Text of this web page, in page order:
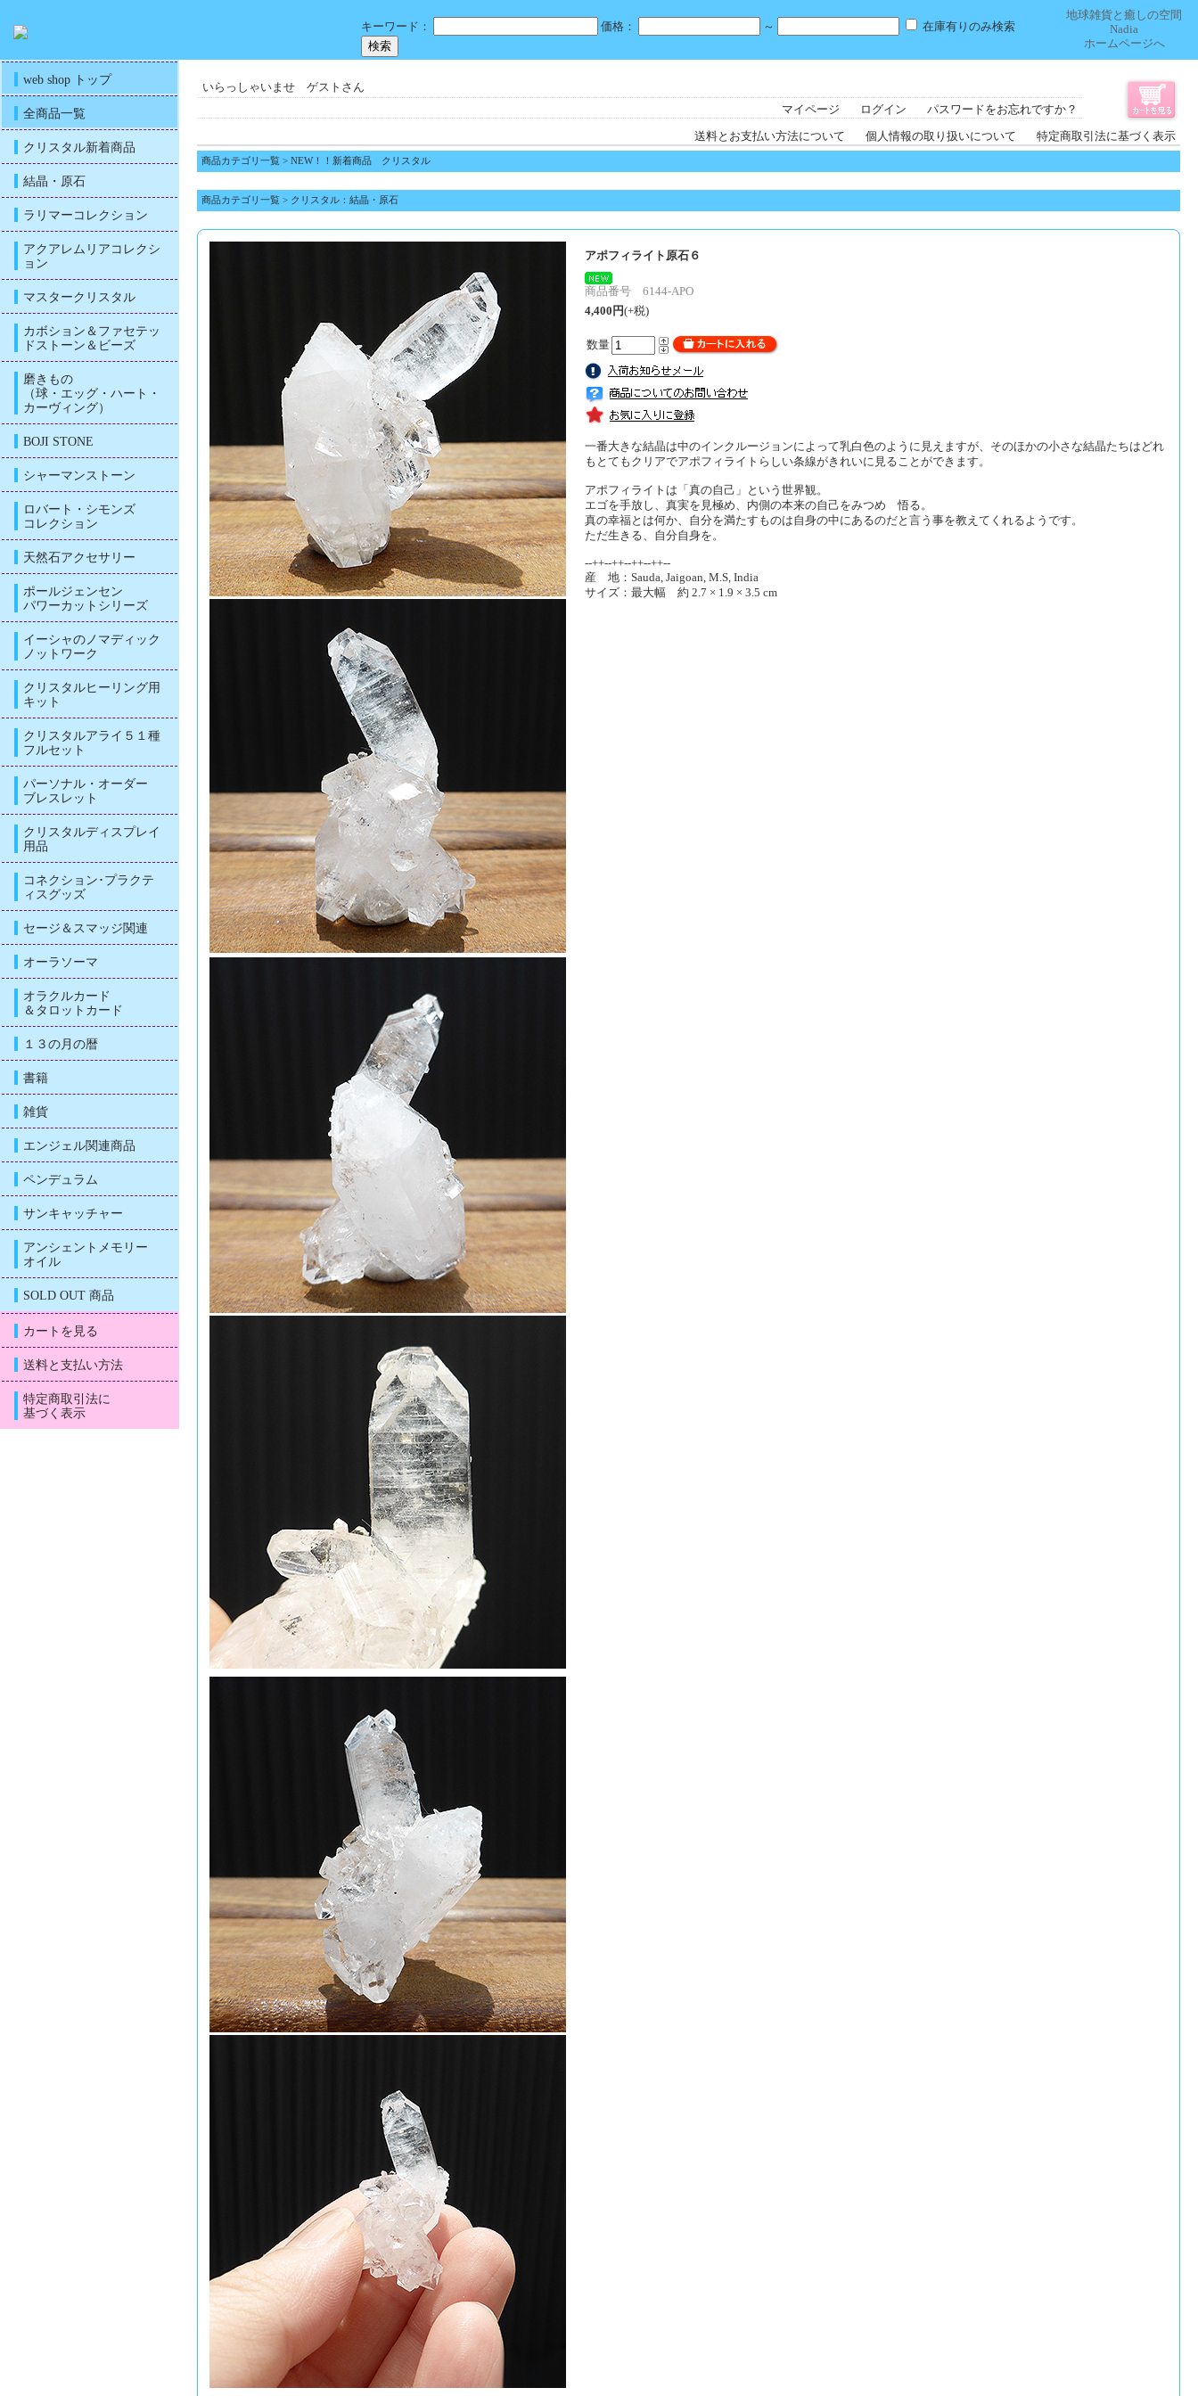
キーワード： 価格： ～ 在庫有りのみ検索
地球雑貨と癒しの空間
Nadia
ホームページへ
web shop トップ
全商品一覧
クリスタル新着商品
結晶・原石
ラリマーコレクション
アクアレムリアコレクシ
ョン
マスタークリスタル
カボション＆ファセテッ
ドストーン＆ビーズ
磨きもの
（球・エッグ・ハート・
カーヴィング）
BOJI STONE
シャーマンストーン
ロバート・シモンズ
コレクション
天然石アクセサリー
ポールジェンセン
パワーカットシリーズ
イーシャのノマディック
ノットワーク
クリスタルヒーリング用
キット
クリスタルアライ５１種
フルセット
パーソナル・オーダー
ブレスレット
クリスタルディスプレイ
用品
コネクション･プラクテ
ィスグッズ
セージ＆スマッジ関連
オーラソーマ
オラクルカード
＆タロットカード
１３の月の暦
書籍
雑貨
エンジェル関連商品
ペンデュラム
サンキャッチャー
アンシェントメモリー
オイル
SOLD OUT 商品
カートを見る
送料と支払い方法
特定商取引法に
基づく表示
いらっしゃいませ ゲストさん
マイページ
ログイン パスワードをお忘れですか？
送料とお支払い方法について 個人情報の取り扱いについて 特定商取引法に基づく表示
商品カテゴリ一覧 > NEW！！新着商品 クリスタル
商品カテゴリ一覧 > クリスタル：結晶・原石
アポフィライト原石６
商品番号 6144-APO
4,400円(+税)
数量
一番大きな結晶は中のインクルージョンによって乳白色のように見えますが、そのほかの小さな結晶たちはどれ
もとてもクリアでアポフィライトらしい条線がきれいに見ることができます。
アポフィライトは「真の自己」という世界観。
エゴを手放し、真実を見極め、内側の本来の自己をみつめ 悟る。
真の幸福とは何か、自分を満たすものは自身の中にあるのだと言う事を教えてくれるようです。
ただ生きる、自分自身を。
--++--++--++--++--
産 地：Sauda, Jaigoan, M.S, India
サイズ：最大幅 約 2.7 × 1.9 × 3.5 cm